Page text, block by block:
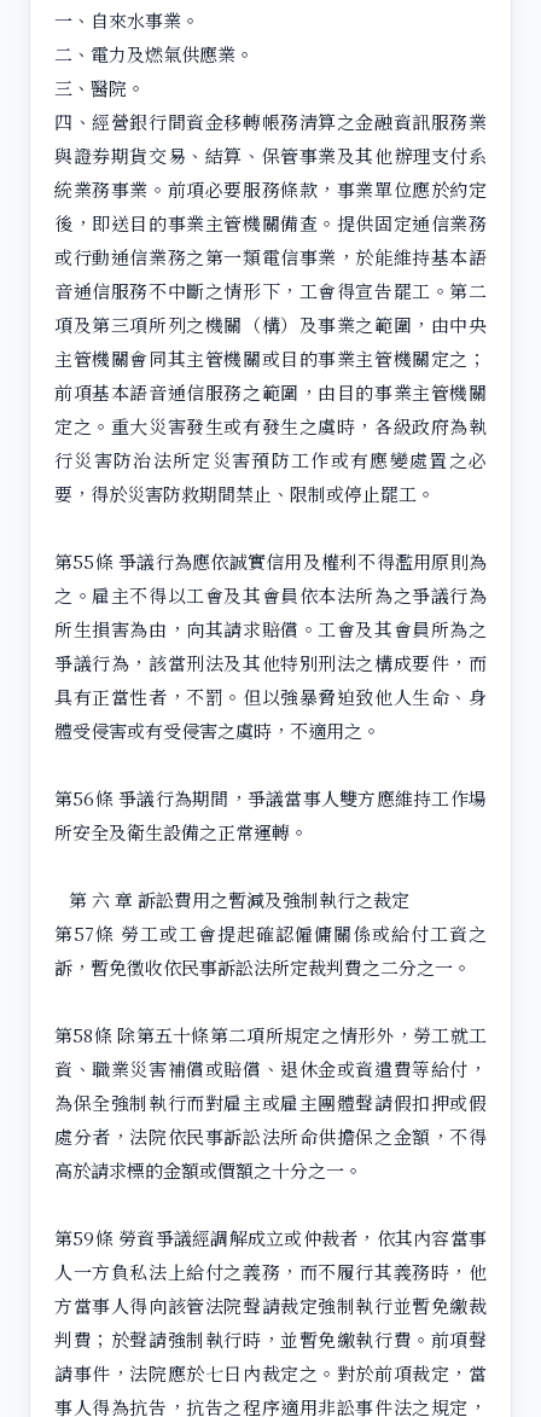
一、自來水事業。
二、電力及燃氣供應業。
三、醫院。
四、經營銀行間資金移轉帳務清算之金融資訊服務業
與證券期貨交易、結算、保管事業及其他辦理支付系
統業務事業。前項必要服務條款，事業單位應於約定
後，即送目的事業主管機關備查。提供固定通信業務
或行動通信業務之第一類電信事業，於能維持基本語
音通信服務不中斷之情形下，工會得宣告罷工。第二
項及第三項所列之機關（構）及事業之範圍，由中央
主管機關會同其主管機關或目的事業主管機關定之；
前項基本語音通信服務之範圍，由目的事業主管機關
定之。重大災害發生或有發生之虞時，各級政府為執
行災害防治法所定災害預防工作或有應變處置之必
要，得於災害防救期間禁止、限制或停止罷工。
第55條 爭議行為應依誠實信用及權利不得濫用原則為
之。雇主不得以工會及其會員依本法所為之爭議行為
所生損害為由，向其請求賠償。工會及其會員所為之
爭議行為，該當刑法及其他特別刑法之構成要件，而
具有正當性者，不罰。但以強暴脅迫致他人生命、身
體受侵害或有受侵害之虞時，不適用之。
第56條 爭議行為期間，爭議當事人雙方應維持工作場
所安全及衛生設備之正常運轉。
第 六 章 訴訟費用之暫減及強制執行之裁定
第57條 勞工或工會提起確認僱傭關係或給付工資之
訴，暫免徵收依民事訴訟法所定裁判費之二分之一。
第58條 除第五十條第二項所規定之情形外，勞工就工
資、職業災害補償或賠償、退休金或資遣費等給付，
為保全強制執行而對雇主或雇主團體聲請假扣押或假
處分者，法院依民事訴訟法所命供擔保之金額，不得
高於請求標的金額或價額之十分之一。
第59條 勞資爭議經調解成立或仲裁者，依其內容當事
人一方負私法上給付之義務，而不履行其義務時，他
方當事人得向該管法院聲請裁定強制執行並暫免繳裁
判費；於聲請強制執行時，並暫免繳執行費。前項聲
請事件，法院應於七日內裁定之。對於前項裁定，當
事人得為抗告，抗告之程序適用非訟事件法之規定，